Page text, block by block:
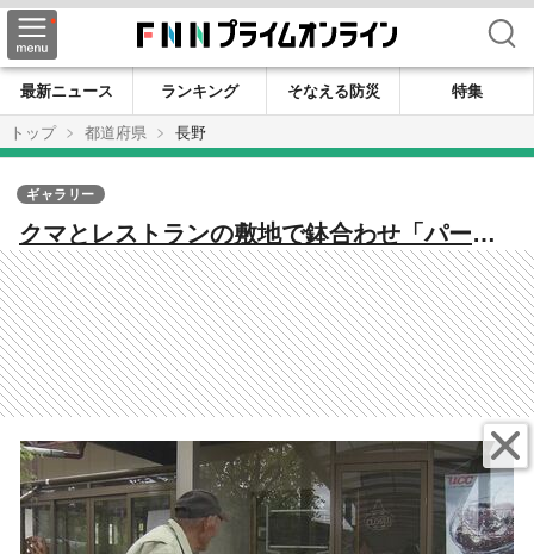
検索
最新ニュース ランキング そなえる防災
特集
トップ
都道府県 長野
クマとレストランの敷地で鉢合わせ「パーッ
と飛び出てきた」 ドアに足跡、ハチの巣箱
かじられ、フンが 体長約1メートル 店の人
が語る一部始終「まさかこんなところまで」
ギャラリー